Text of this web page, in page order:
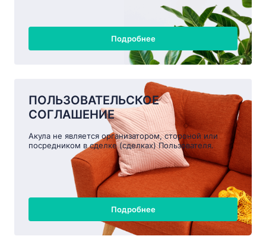
Подробнее
ПОЛЬЗОВАТЕЛЬСКОЕ
СОГЛАШЕНИЕ
Акула не является организатором, стороной или
посредником в сделке (сделках) Пользователя.
Подробнее